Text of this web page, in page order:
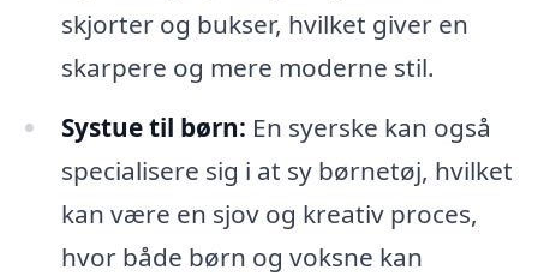
skjorter og bukser, hvilket giver en
skarpere og mere moderne stil.
Systue til børn: En syerske kan også
specialisere sig i at sy børnetøj, hvilket
kan være en sjov og kreativ proces,
hvor både børn og voksne kan